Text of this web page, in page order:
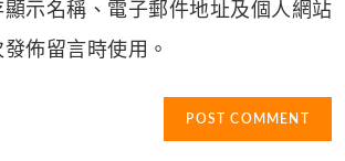
顯示名稱、電子郵件地址及個人網站
佈留言時使用。